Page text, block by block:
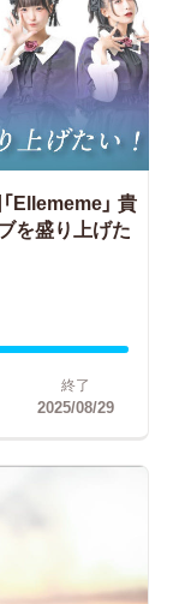
Ellememe」 貴
を盛り上げた
終了
2025/08/29